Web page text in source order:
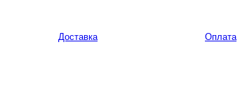
Доставка Оплата